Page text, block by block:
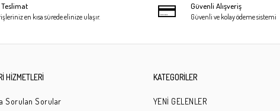
Teslimat
en kısa sürede elinize ulaşır.
Güvenli Alışveriş
Güvenli ve kolay ödeme sistemi
HİZMETLERİ
Sorulan Sorular
KATEGORİLER
YENİ GELENLER